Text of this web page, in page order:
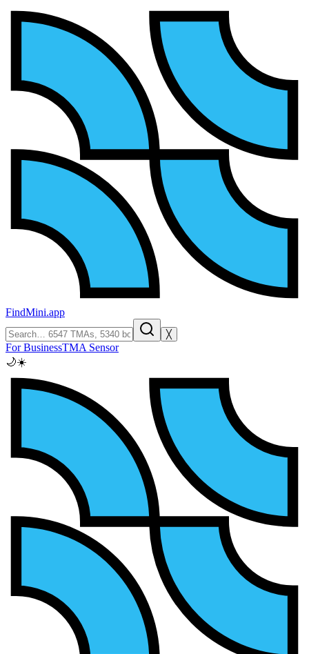
FindMini.app
╳
For BusinessTMA Sensor
🌙☀️